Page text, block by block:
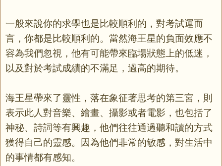
一般來說你的求學也是比較順利的，對考試運而
言，你都是比較順利的。當然海王星的負面效應不
容為我們忽視，他有可能帶來臨場狀態上的低迷，
以及對於考試成績的不滿足，過高的期待。
海王星帶來了靈性，落在象征著思考的第三宮，則
表示此人對音樂、繪畫、攝影或者電影，也包括了
神秘、詩詞等有興趣，他們往往通過聽和讀的方式
獲得自己的靈感。因為他們非常的敏感，對生活中
的事情都有感知。